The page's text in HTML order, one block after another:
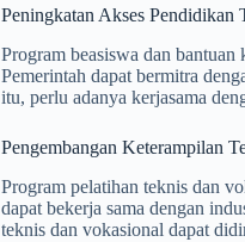
Peningkatan Akses Pendidikan
Program beasiswa dan
Pemerintah dapat bermitra
itu, perlu adanya kerjasama
Pengembangan Keterampilan
Program pelatihan teknis dan
dapat bekerja sama dengan
teknis dan vokasional dapat